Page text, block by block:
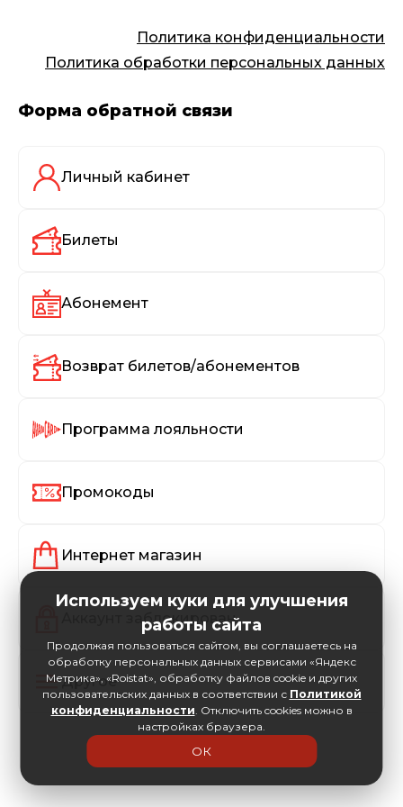
Политика конфиденциальности
Политика обработки персональных данных
Форма обратной связи
Личный кабинет
Билеты
Абонемент
Возврат билетов/абонементов
Программа лояльности
Промокоды
Интернет магазин
Аккаунт заблокирован
Другое
Используем куки для улучшения
работы сайта
Продолжая пользоваться сайтом, вы соглашаетесь на
обработку персональных данных сервисами «Яндекс
Метрика», «Roistat», обработку файлов cookie и других
пользовательских данных в соответствии с Политикой
конфиденциальности. Отключить cookies можно в
настройках браузера.
ОК